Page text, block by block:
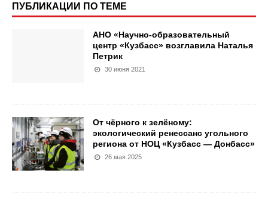
ПУБЛИКАЦИИ ПО ТЕМЕ
АНО «Научно-образовательный
центр «Кузбасс» возглавила Наталья
Петрик
30 июня 2021
От чёрного к зелёному:
экологический ренессанс угольного
региона от НОЦ «Кузбасс — Донбасс»
26 мая 2025